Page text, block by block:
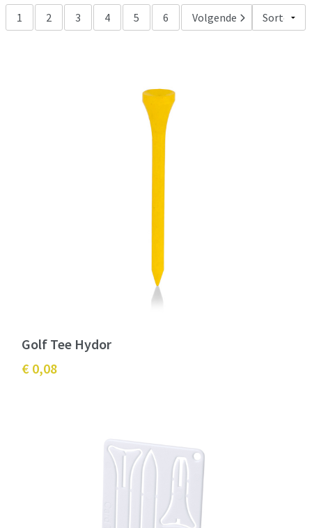
zilver(12)
zwart (1086)
1 2 3 4 5 6 Volgende
Golf Tee Hydor
€ 0,08